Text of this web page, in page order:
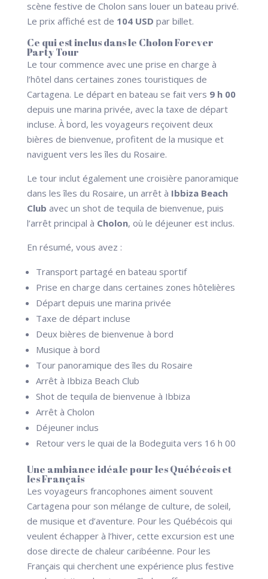
scène festive de Cholon sans louer un bateau privé.
Le prix affiché est de 104 USD par billet.
Ce qui est inclus dans le Cholon Forever
Party Tour
Le tour commence avec une prise en charge à
l’hôtel dans certaines zones touristiques de
Cartagena. Le départ en bateau se fait vers 9 h 00
depuis une marina privée, avec la taxe de départ
incluse. À bord, les voyageurs reçoivent deux
bières de bienvenue, profitent de la musique et
naviguent vers les îles du Rosaire.
Le tour inclut également une croisière panoramique
dans les îles du Rosaire, un arrêt à Ibbiza Beach
Club avec un shot de tequila de bienvenue, puis
l’arrêt principal à Cholon, où le déjeuner est inclus.
En résumé, vous avez :
Transport partagé en bateau sportif
Prise en charge dans certaines zones hôtelières
Départ depuis une marina privée
Taxe de départ incluse
Deux bières de bienvenue à bord
Musique à bord
Tour panoramique des îles du Rosaire
Arrêt à Ibbiza Beach Club
Shot de tequila de bienvenue à Ibbiza
Arrêt à Cholon
Déjeuner inclus
Retour vers le quai de la Bodeguita vers 16 h 00
Une ambiance idéale pour les Québécois et
les Français
Les voyageurs francophones aiment souvent
Cartagena pour son mélange de culture, de soleil,
de musique et d’aventure. Pour les Québécois qui
veulent échapper à l’hiver, cette excursion est une
dose directe de chaleur caribéenne. Pour les
Français qui cherchent une expérience plus festive